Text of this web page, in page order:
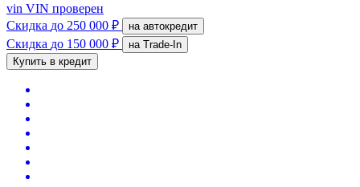
vin VIN проверен
Скидка до 250 000 ₽ на автокредит
Скидка до 150 000 ₽
на Trade-In
Купить в кредит